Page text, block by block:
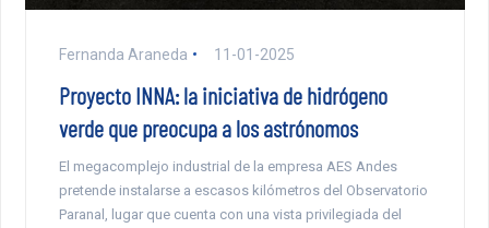
Fernanda Araneda 11-01-2025
Proyecto INNA: la iniciativa de hidrógeno
verde que preocupa a los astrónomos
El megacomplejo industrial de la empresa AES Andes
pretende instalarse a escasos kilómetros del Observatorio
Paranal, lugar que cuenta con una vista privilegiada del